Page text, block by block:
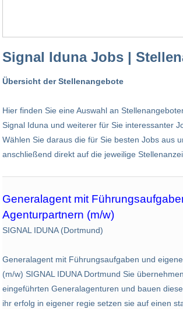
Signal Iduna Jobs |
Übersicht der Stellenangebote
Hier finden Sie eine Auswahl an
Signal Iduna und weiterer für Sie interessanter
Wählen Sie daraus die für Sie besten Jobs aus
anschließend direkt auf die jeweilige
Generalagent mit
Agenturpartnern (m/w)
SIGNAL IDUNA (Dortmund)
Generalagent mit Führungsaufgaben und
(m/w) SIGNAL IDUNA Dortmund Sie
eingeführten Generalagenturen und bauen
ihr erfolg in eigener regie setzen sie auf einen